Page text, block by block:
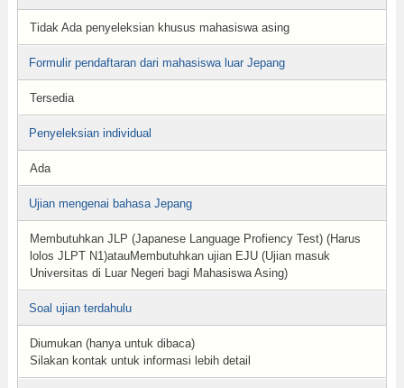
Tidak Ada penyeleksian khusus mahasiswa asing
Formulir pendaftaran dari mahasiswa luar Jepang
Tersedia
Penyeleksian individual
Ada
Ujian mengenai bahasa Jepang
Membutuhkan JLP (Japanese Language Profiency Test) (Harus
lolos JLPT N1)atauMembutuhkan ujian EJU (Ujian masuk
Universitas di Luar Negeri bagi Mahasiswa Asing)
Soal ujian terdahulu
Diumukan (hanya untuk dibaca)
Silakan kontak untuk informasi lebih detail